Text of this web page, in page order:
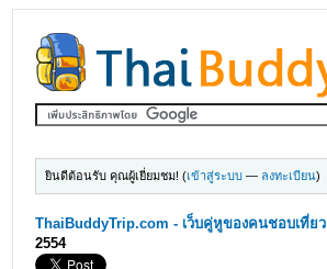
ยินดีต้อนรับ คุณผู้เยี่ยมชม! (เข้าสู่ระบบ — ลงทะเบียน)
ThaiBuddyTrip.com - เว็บคู่หูของคนชอบเที่ยว
2554